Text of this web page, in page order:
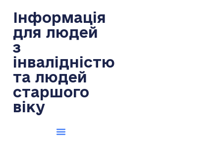
Інформація
для людей
з
інвалідністю
та людей
старшого
віку